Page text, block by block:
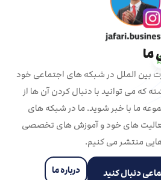
ما
بین الملل در شبکه های اجتماعی خود
که می توانید با دنبال کردن آن ها از
ما با خبر شوید. ما در شبکه های
های خود و آموزش های تخصصی
منتشر می کنیم.
دنبال کنید درباره ما